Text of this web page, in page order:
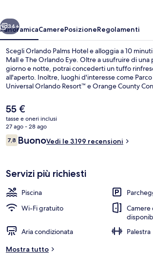
Avanti
34+
PanoramicaCamerePosizioneRegolamenti
Scegli Orlando Palms Hotel e alloggia a 10
Mall e The Orlando Eye. Oltre a usufruire di una
giorno e notte, potrai concederti un tuffo
all'aperto. Inoltre, luoghi d'interesse come
Universal Orlando Resort™ e Orange County
molto il personale gentile e la posizione
Il
prezzo
attuale
è
55 €
55 €
tasse e oneri inclusi
27 ago - 28 ago
Recensioni
7,87,8 su 10
BuonoVedi le 3.199 recensioni
Servizi più richiesti
Piscina
Wi-Fi gratuito
Camere
Aria condizionata
Palestra
Mostra tutto